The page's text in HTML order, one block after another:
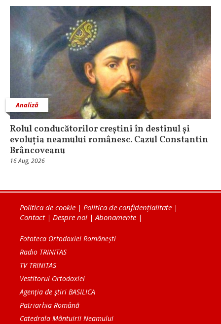
Analiză
Rolul conducătorilor creștini în destinul și
evoluția neamului românesc. Cazul Constantin
Brâncoveanu
16 Aug, 2026
Politica de cookie | Politica de confidențialitate |
Contact| Despre noi | Abonamente |
Fototeca Ortodoxiei Românești
Radio TRINITAS
TV TRINITAS
Vestitorul Ortodoxiei
Agenţia de ştiri BASILICA
Patriarhia Română
Catedrala Mântuirii Neamului